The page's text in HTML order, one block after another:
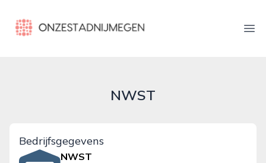
onzestadnijmegen.nl
NWST
Bedrijfsgegevens
NWST